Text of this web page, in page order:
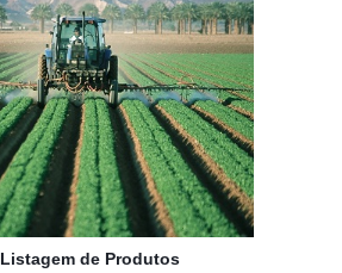
Listagem de Produtos